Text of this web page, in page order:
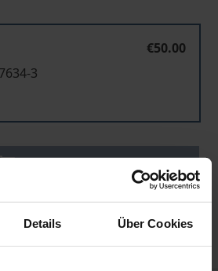
Details Über Cookies
€50.00
3
Add to Cart